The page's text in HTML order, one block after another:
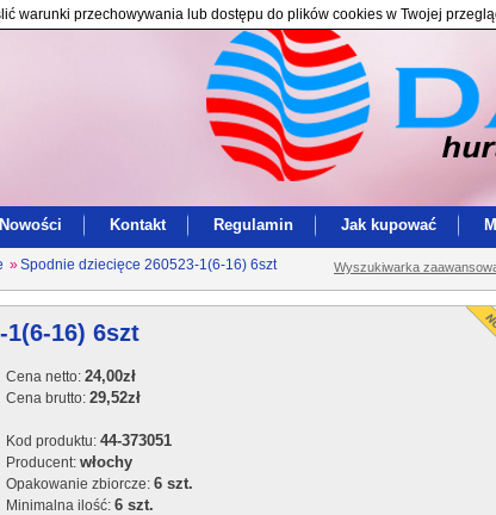
warunki przechowywania lub dostępu do plików cookies w Twojej
Wyszukiwarka
Nowości Kontakt Regulamin Jak kupować
»Spodnie dziecięce 260523-1(6-16) 6szt
16) 6szt
Cena netto: 24,00zł
Cena brutto: 29,52zł
Kod produktu: 44-373051
Producent: włochy
Opakowanie zbiorcze: 6 szt.
Minimalna ilość: 6 szt.